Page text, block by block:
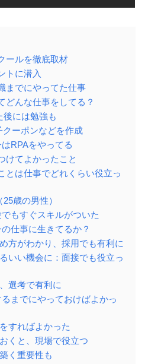
ールを徹底取材
トに潜入
までにやってた仕事
どんな仕事をしてる？
後には勉強も
ーポンなどを作成
RPAをやってる
けてよかったこと
とは仕事でどれくらい役立っ
歳の男性）
もすぐスキルがついた
仕事に生きてるか？
方がわかり、採用でも有利に
いい機会に：面接でも役立っ
選考で有利に
までにやっておけばよかっ
すればよかった
くと、現場で役立つ
く重要性も